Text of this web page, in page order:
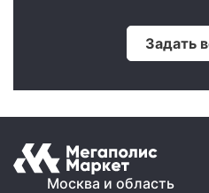
Задать
Москва и область